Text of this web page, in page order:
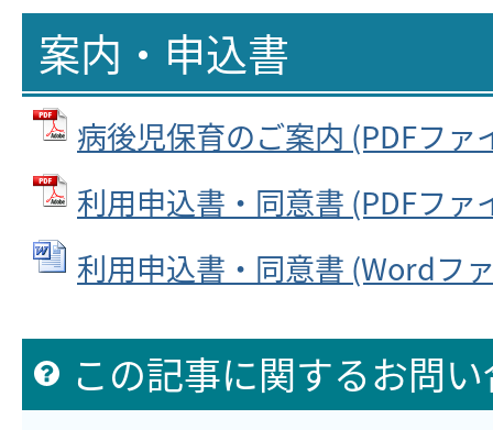
案内・申込書
病後児保育のご案内 (PDFファ
利用申込書・同意書 (PDFファ
利用申込書・同意書 (Wordフ
この記事に関するお問